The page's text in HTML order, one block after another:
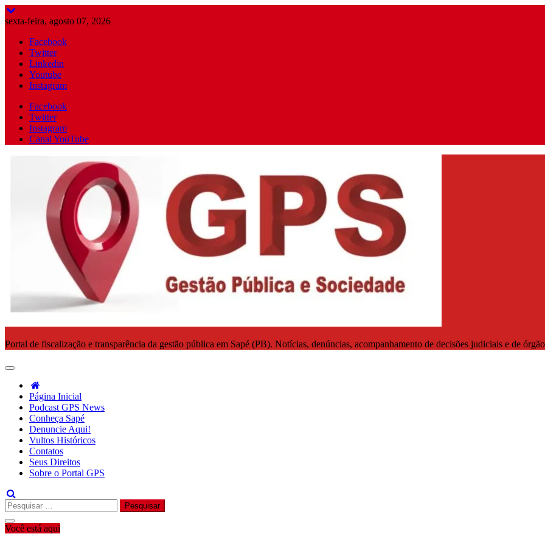
Skip
to
sexta-feira, agosto 07, 2026
Facebook
Twitter
Linkedin
Youtube
Instagram
Facebook
Twitter
Instagram
Canal YouTube
Portal de fiscalização e transparência da gestão pública em Sapé (PB). Notícias, denúncias, acompanhamento de decisões judiciais e de
Página Inicial
Podcast GPS News
Conheça Sapé
Denuncie Aqui!
Vultos Históricos
Contatos
Seus Direitos
Sobre o Portal GPS
Pesquisar
por:
Você está aqui